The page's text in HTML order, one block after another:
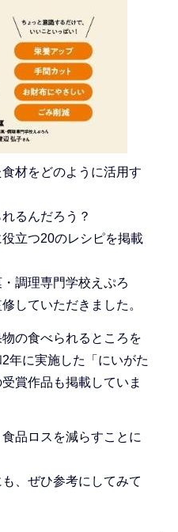
材をどのように活用す
るんだろう？
立つ20のレシピを掲載
調理専門学校えぷろ
していただきました。
の食べられるところを
年に実施した「にいがた
賞作品も掲載していま
品ロスを減らすことに
、ぜひ参考にしてみて